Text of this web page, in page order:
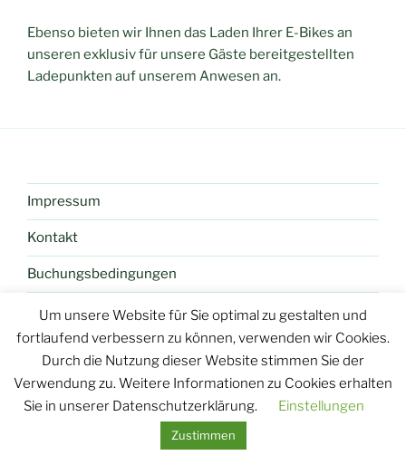
Ebenso bieten wir Ihnen das Laden Ihrer E-Bikes an
unseren exklusiv für unsere Gäste bereitgestellten
Ladepunkten auf unserem Anwesen an.
Impressum
Kontakt
Buchungsbedingungen
Um unsere Website für Sie optimal zu gestalten und
fortlaufend verbessern zu können, verwenden wir Cookies.
Durch die Nutzung dieser Website stimmen Sie der
Verwendung zu. Weitere Informationen zu Cookies erhalten
Sie in unserer Datenschutzerklärung.
Einstellungen
Zustimmen